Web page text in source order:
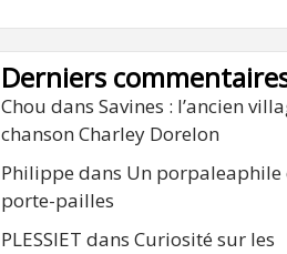
Derniers
Chou dans Savines : l’ancien
chanson Charley Dorelon
Philippe dans Un porpaleaphile
porte-pailles
PLESSIET dans Curiosité sur les